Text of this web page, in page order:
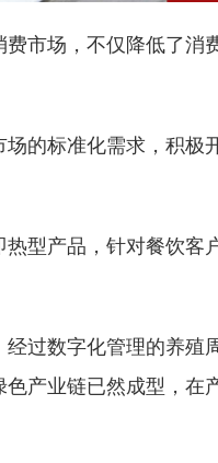
市场，不仅降低了
的标准化需求，积
型产品，针对餐饮
过数字化管理的养
产业链已然成型，